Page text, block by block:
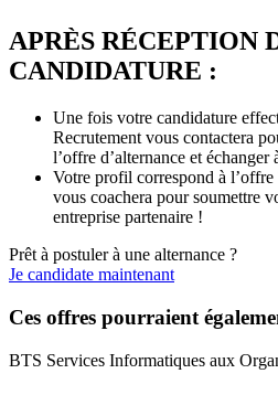
APRÈS RÉCEPTION
CANDIDATURE :
Une fois votre candidature
Recrutement vous contactera
l’offre d’alternance et
Votre profil correspond à
vous coachera pour soumettre
entreprise partenaire !
Prêt à postuler à une alternance ?
Je candidate maintenant
Ces offres pourraient
BTS Services Informatiques aux